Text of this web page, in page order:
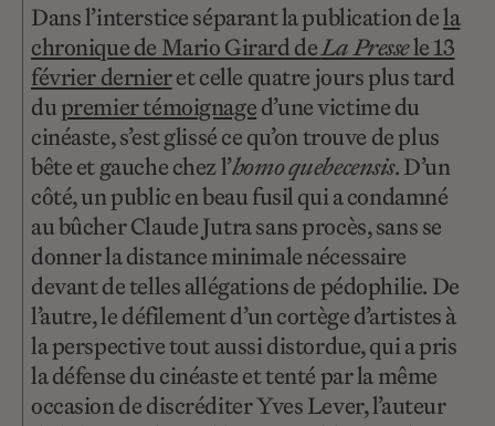
Dans l’interstice séparant la publication dela
chronique de Mario Girard deLa Pressele 13
février dernieret celle quatre jours plus tard
dupremier témoignaged’une victime du
cinéaste, s’est glissé ce qu’on trouve de plus
bête et gauche chez l’homo quebecensis. D’un
côté, un public en beau fusil qui a condamné
au bûcher Claude Jutra sans procès, sans se
donner la distance minimale nécessaire
devant de telles allégations de pédophilie. De
l’autre, le défilement d’un cortège d’artistes à
la perspective tout aussi distordue, qui a pris
la défense du cinéaste et tenté par la même
occasion de discréditer Yves Lever, l’auteur